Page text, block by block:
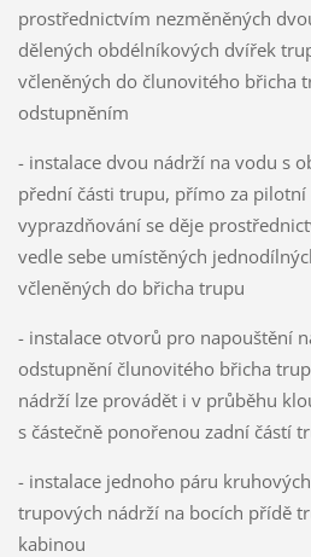
prostřednictvím nezměněných
dělených obdélníkových dvířek
včleněných do člunovitého břicha
odstupněním
- instalace dvou nádrží na vodu s
přední části trupu, přímo za pilotní
vyprazdňování se děje
vedle sebe umístěných
včleněných do břicha trupu
- instalace otvorů pro napouštění
odstupnění člunovitého břicha
nádrží lze provádět i v průběhu
s částečně ponořenou zadní částí
- instalace jednoho páru
trupových nádrží na bocích přídě
kabinou